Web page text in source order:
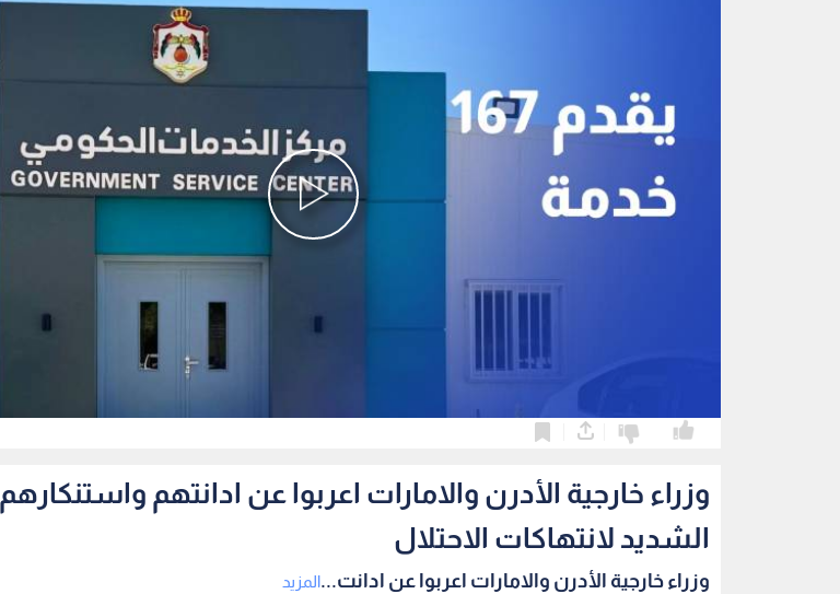
وزراء خارجية الأدرن والامارات اعربوا عن ادانتهم واستنكارهم
الشديد لانتهاكات الاحتلال
وزراء خارجية الأدرن والامارات اعربوا عن ادانت...المزيد